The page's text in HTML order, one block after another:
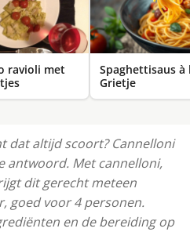
ravioli met
Spaghettisaus à
Grietje
dat altijd scoort? Cannelloni
antwoord. Met cannelloni,
dit gerecht meteen
goed voor 4 personen.
en de bereiding op